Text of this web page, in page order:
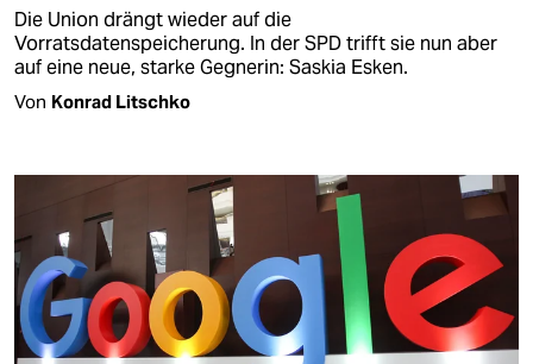
Die Union drängt wieder auf die
Vorratsdatenspeicherung. In der SPD trifft sie nun aber
auf eine neue, starke Gegnerin: Saskia Esken.
Von Konrad Litschko